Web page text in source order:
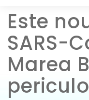
Este
SARS-
Marea